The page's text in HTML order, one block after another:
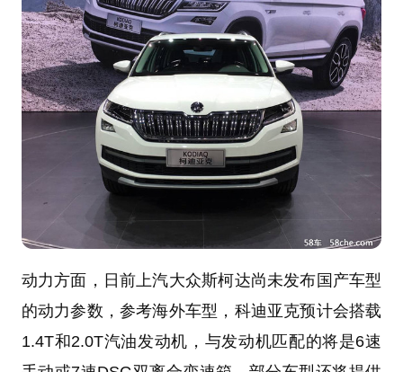
动力方面，日前上汽大众斯柯达尚未发布国产车型
的动力参数，参考海外车型，科迪亚克预计会搭载
1.4T和2.0T汽油发动机，与发动机匹配的将是6速